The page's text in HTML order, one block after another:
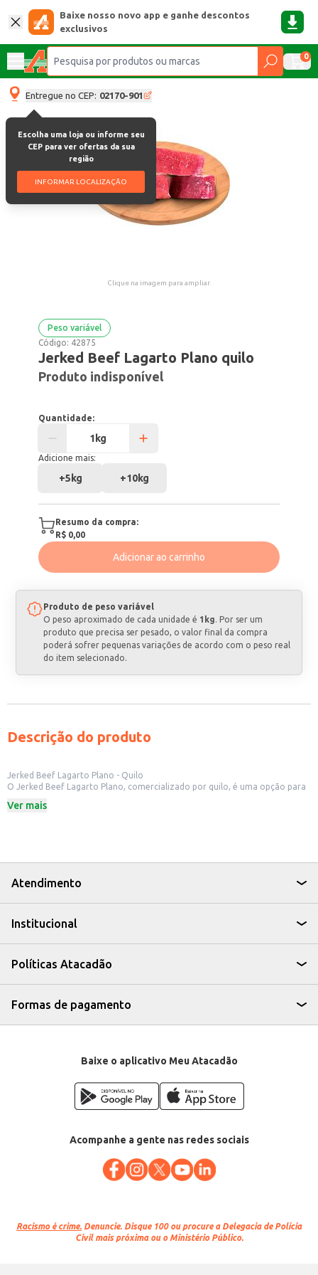
Baixe nosso novo app e ganhe descontos
exclusivos
0
Entregue no CEP: 02170-901
Escolha uma loja ou informe seu
CEP para ver ofertas da sua
região
INFORMAR LOCALIZAÇÃO
Clique na imagem para ampliar.
Peso variável
Código: 42875
Jerked Beef Lagarto Plano quilo
Produto indisponível
Quantidade:
Adicione mais:
+5kg +10kg
Resumo da compra:
R$ 0,00
Adicionar ao carrinho
Produto de peso variável
O peso aproximado de cada unidade é 1kg. Por ser um
produto que precisa ser pesado, o valor final da compra
poderá sofrer pequenas variações de acordo com o peso real
do item selecionado.
Descrição do produto
Jerked Beef Lagarto Plano - Quilo
O Jerked Beef Lagarto Plano, comercializado por quilo, é uma opção para
como restaurantes e açougues, o produto oferece versatilidade no
Pode ser utilizado em petiscos e aperitivos.
Uma opção para quem busca uma carne com sabor marcante e fácil de
preparar.
Ver mais
Atendimento
Institucional
Políticas Atacadão
Formas de pagamento
Baixe o aplicativo Meu Atacadão
Acompanhe a gente nas redes sociais
Racismo é crime. Denuncie. Disque 100 ou procure a Delegacia de Polícia
Civil mais próxima ou o Ministério Público.